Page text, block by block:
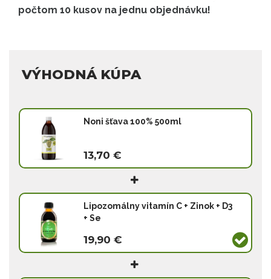
počtom 10 kusov na jednu objednávku!
VÝHODNÁ KÚPA
Noni šťava 100% 500ml
13,70 €
Lipozomálny vitamín C + Zinok + D3
+ Se
19,90 €